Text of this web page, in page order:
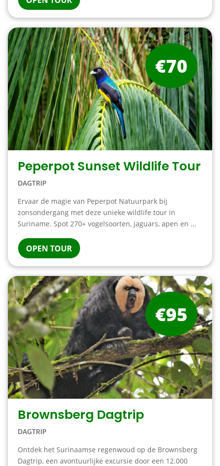
Peperpot Sunset Wildlife Tour
DAGTRIP
Ervaar de magie van Peperpot Natuurpark bij
zonsondergang met deze unieke wildlife tour in
Suriname. Spot 270+ vogelsoorten, jaguars, apen en ...
OPEN TOUR
€70
Brownsberg Dagtrip
DAGTRIP
Ontdek het Surinaamse regenwoud op de Brownsberg
Dagtrip, een avontuurlijke excursie door een 12.000
€95